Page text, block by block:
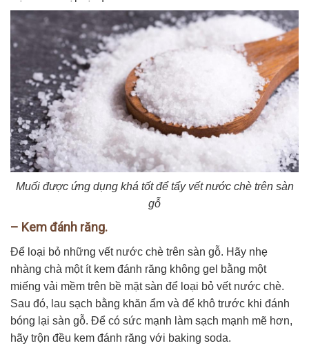
Muối được ứng dụng khá tốt để tẩy vết nước chè trên sàn
gỗ
– Kem đánh răng.
Để loại bỏ những vết nước chè trên sàn gỗ. Hãy nhẹ
nhàng chà một ít kem đánh răng không gel bằng một
miếng vải mềm trên bề mặt sàn để loại bỏ vết nước chè.
Sau đó, lau sạch bằng khăn ẩm và để khô trước khi đánh
bóng lại sàn gỗ. Để có sức mạnh làm sạch mạnh mẽ hơn,
hãy trộn đều kem đánh răng với baking soda.